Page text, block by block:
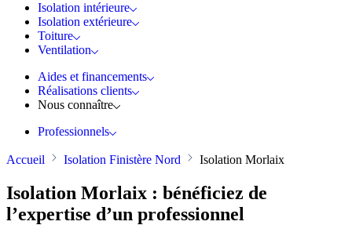
Isolation intérieure
Isolation extérieure
Toiture
Ventilation
Aides et financements
Réalisations clients
Nous connaître
Professionnels
Accueil Isolation Finistère Nord Isolation Morlaix
Isolation Morlaix : bénéficiez de
l’expertise d’un professionnel